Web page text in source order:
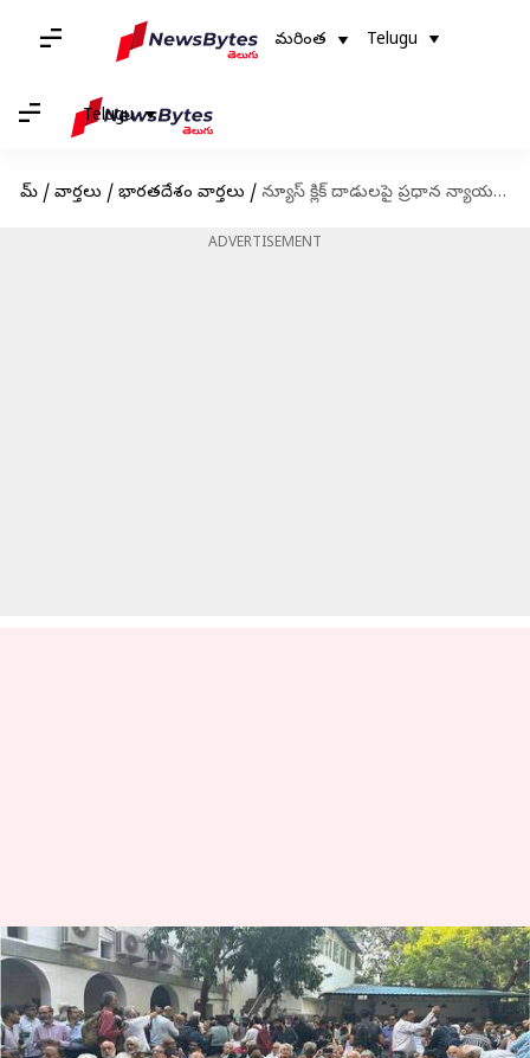
మరింత Telugu
Telugu
హోమ్ / వార్తలు / భారతదేశం వార్తలు / న్యూస్ క్లిక్ దాడులపై ప్రధాన న్యాయమూర్తికి మీడియా సంస్థల లేఖ
ADVERTISEMENT
న్యూస్ క్లిక్ దాడులపై ప్రధాన
న్యాయమూర్తికి మీడియా సంస్థల లేఖ
వ్రాసిన వారు Sirish Praharaju Oct 05, 2023 09:50 am